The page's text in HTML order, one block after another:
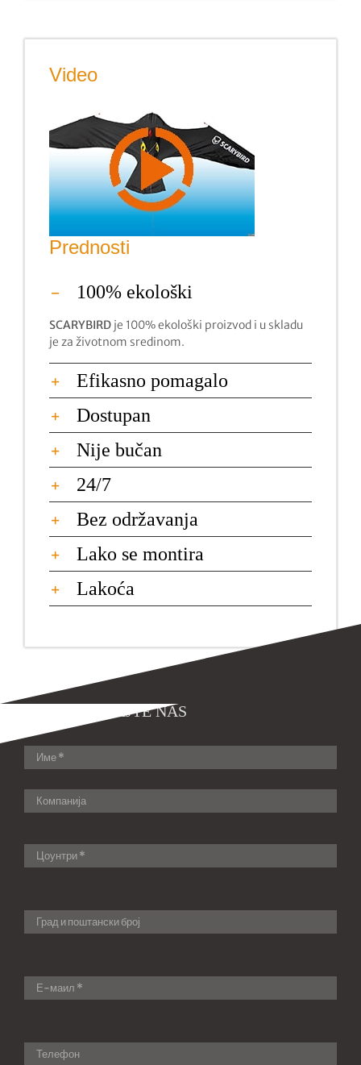
Video
Prednosti
100% ekološki
SCARYBIRD je 100% ekološki proizvod i u skladu
je za životnom sredinom.
Efikasno pomagalo
Dostupan
Nije bučan
24/7
Bez održavanja
Lako se montira
Lakoća
KONTAKTIRAJTE NAS